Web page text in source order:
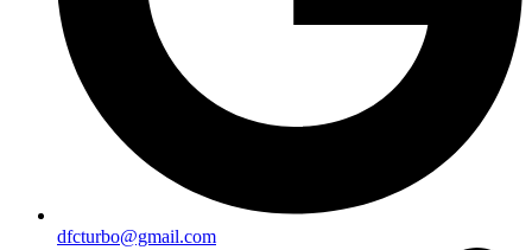
dfcturbo@gmail.com